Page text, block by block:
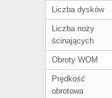
Liczba dysków
Liczba noży
ścinających
Obroty WOM
Prędkość
obrotowa